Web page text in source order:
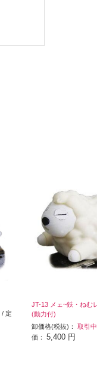
/ 定
JT-13 メェ~鉄・ねむ
(動力付)
卸価格(税抜)： 取引
価： 5,400 円